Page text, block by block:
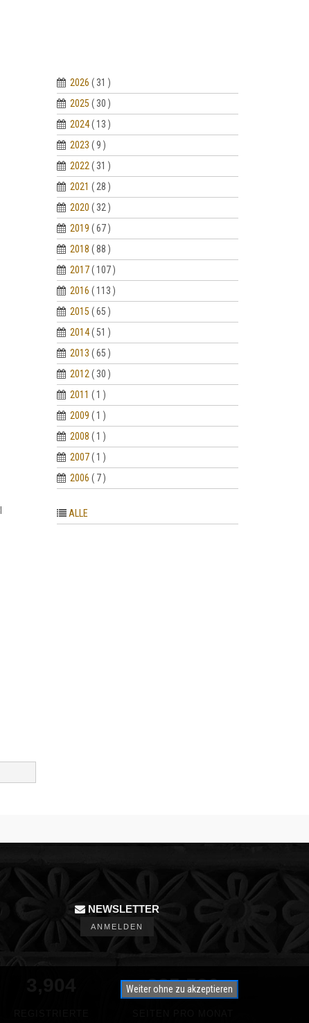
2026 ( 31 )
2025 ( 30 )
2024 ( 13 )
2023 ( 9 )
2022 ( 31 )
2021 ( 28 )
2020 ( 32 )
2019 ( 67 )
2018 ( 88 )
2017 ( 107 )
2016 ( 113 )
2015 ( 65 )
2014 ( 51 )
2013 ( 65 )
2012 ( 30 )
2011 ( 1 )
2009 ( 1 )
2008 ( 1 )
2007 ( 1 )
2006 ( 7 )
ALLE
NEWSLETTER
ANMELDEN
350,000
Weiter ohne zu akzeptieren